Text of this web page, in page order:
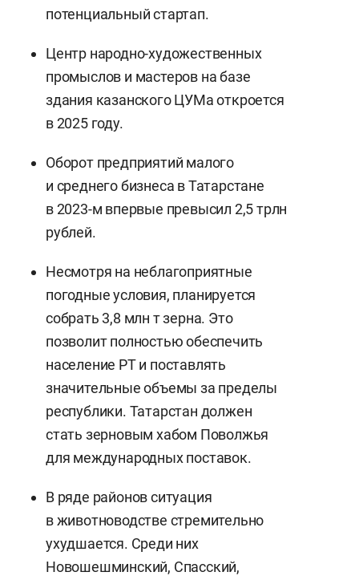
потенциальный стартап.
Центр народно-художественных
промыслов и мастеров на базе
здания казанского ЦУМа откроется
в 2025 году.
Оборот предприятий малого
и среднего бизнеса в Татарстане
в 2023-м впервые превысил 2,5 трлн
рублей.
Несмотря на неблагоприятные
погодные условия, планируется
собрать 3,8 млн т зерна. Это
позволит полностью обеспечить
население РТ и поставлять
значительные объемы за пределы
республики. Татарстан должен
стать зерновым хабом Поволжья
для международных поставок.
В ряде районов ситуация
в животноводстве стремительно
ухудшается. Среди них
Новошешминский, Спасский,